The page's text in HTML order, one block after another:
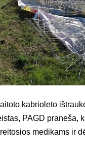
kabrioleto
PAGD praneša,
medikams ir